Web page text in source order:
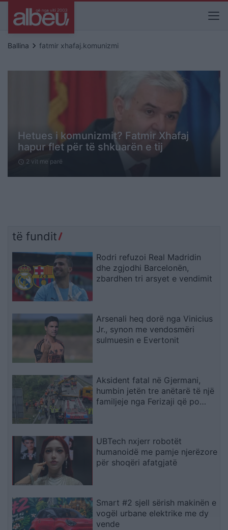
Ballina keyboard_arrow_right fatmir xhafaj.komunizmi
Hetues i komunizmit? Fatmir Xhafaj
hapur flet për të shkuarën e tij
schedule 2 vit me parë
të fundit
Rodri refuzoi Real Madridin
dhe zgjodhi Barcelonën,
zbardhen tri arsyet e vendimit
Arsenali heq dorë nga Vinicius
Jr., synon me vendosmëri
sulmuesin e Evertonit
Aksident fatal në Gjermani,
humbin jetën tre anëtarë të një
familjeje nga Ferizaji që po
UBTech nxjerr robotët
humanoidë me pamje njerëzore
për shoqëri afatgjatë
Smart #2 sjell sërish makinën e
vogël urbane elektrike me dy
vende